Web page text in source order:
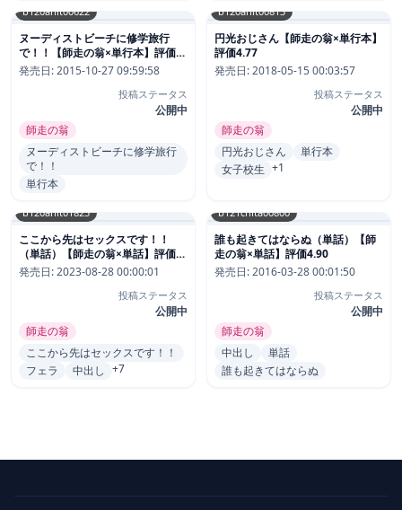
b120ahit00622
ヌーディストビーチに修学旅行
で！！【師走の翁×単行本】評価
4.64
発売日:2015-10-27 09:59:58
投稿ステータス
公開中
師走の翁
ヌーディストビーチに修学旅行
で！！
単行本
b120ahit00813
円光おじさん【師走の翁×単行本】
評価4.77
発売日:2018-05-15 00:03:57
投稿ステータス
公開中
師走の翁
円光おじさん
単行本
女子校生 +1
b120ahit01825
ここから先はセックスです！！
（単話）【師走の翁×単話】評価
4.80
発売日:2023-08-28 00:00:01
投稿ステータス
公開中
師走の翁
ここから先はセックスです！！
フェラ
中出し +7
b121chita00800
誰も起きてはならぬ（単話）【師
走の翁×単話】評価4.90
発売日:2016-03-28 00:01:50
投稿ステータス
公開中
師走の翁
中出し
単話
誰も起きてはならぬ